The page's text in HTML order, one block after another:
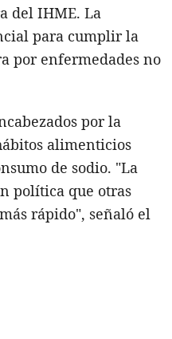
del IHME. La
para cumplir la
por enfermedades no
por la
alimenticios
de sodio. "La
política que otras
rápido", señaló el